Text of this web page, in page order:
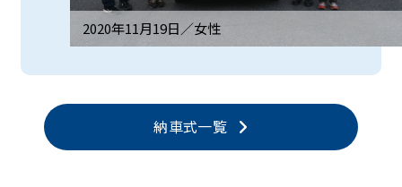
2020年11月19日／女性
納車式一覧